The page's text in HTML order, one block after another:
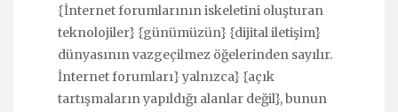
{İnternet forumlarının iskeletini oluşturan
teknolojiler} {günümüzün} {dijital iletişim}
dünyasının vazgeçilmez öğelerinden sayılır.
İnternet forumları} yalnızca} {açık
tartışmaların yapıldığı alanlar değil}, bunun